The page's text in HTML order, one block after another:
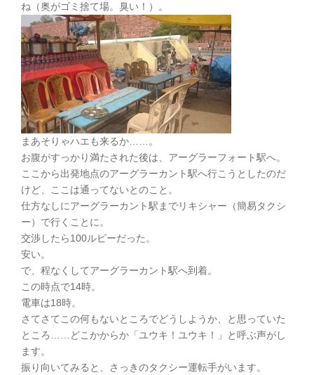
ね（奥がゴミ捨て場。臭い！）。
まあそりゃハエも来るか……。
お腹がすっかり満たされた後は、アーグラーフォート駅へ。
ここから出発地点のアーグラーカント駅へ行こうとしたのだ
けど、ここは通ってないとのこと。
仕方なしにアーグラーカント駅までリキシャー（簡易タクシ
ー）で行くことに。
交渉したら100ルピーだった。
安い。
で、程なくしてアーグラーカント駅へ到着。
この時点で14時。
電車は18時。
さてさてこの何もないところでどうしようか、と思っていた
ところ……どこかからか「ユウキ！ユウキ！」と呼ぶ声がし
ます。
振り向いてみると、さっきのタクシー運転手がいます。